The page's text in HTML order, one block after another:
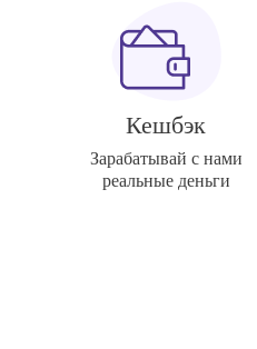
Кешбэк
Зарабатывай с нами
реальные деньги